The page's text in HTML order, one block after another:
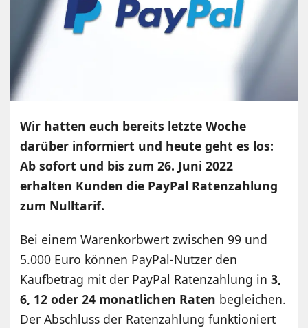
Wir hatten euch bereits letzte Woche
darüber informiert und heute geht es los:
Ab sofort und bis zum 26. Juni 2022
erhalten Kunden die PayPal Ratenzahlung
zum Nulltarif.
Bei einem Warenkorbwert zwischen 99 und
5.000 Euro können PayPal-Nutzer den
Kaufbetrag mit der PayPal Ratenzahlung in 3,
6, 12 oder 24 monatlichen Raten begleichen.
Der Abschluss der Ratenzahlung funktioniert